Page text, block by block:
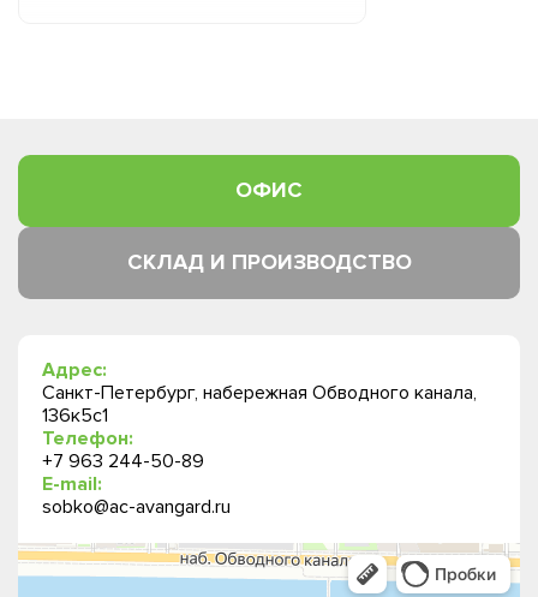
ОФИС
СКЛАД И ПРОИЗВОДСТВО
Адрес:
Санкт-Петербург, набережная Обводного канала,
136к5с1
Телефон:
+7 963 244-50-89
E-mail:
sobko@ac-avangard.ru